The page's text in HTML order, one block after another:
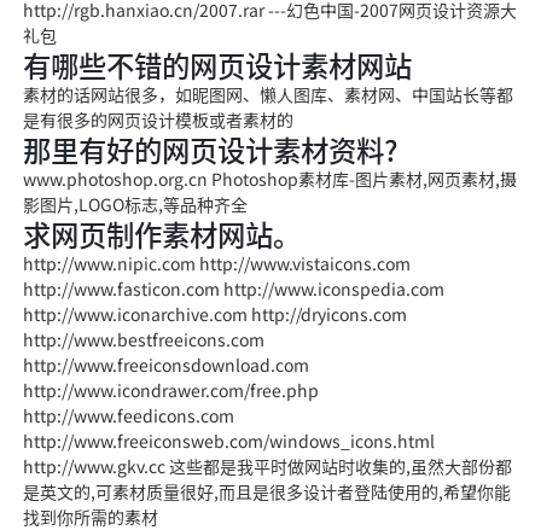
http://rgb.hanxiao.cn/2007.rar ---幻色中国-2007网页设计资源大
礼包
有哪些不错的网页设计素材网站
素材的话网站很多，如昵图网、懒人图库、素材网、中国站长等都
是有很多的网页设计模板或者素材的
那里有好的网页设计素材资料?
www.photoshop.org.cn Photoshop素材库-图片素材,网页素材,摄
影图片,LOGO标志,等品种齐全
求网页制作素材网站。
http://www.nipic.com http://www.vistaicons.com
http://www.fasticon.com http://www.iconspedia.com
http://www.iconarchive.com http://dryicons.com
http://www.bestfreeicons.com
http://www.freeiconsdownload.com
http://www.icondrawer.com/free.php
http://www.feedicons.com
http://www.freeiconsweb.com/windows_icons.html
http://www.gkv.cc 这些都是我平时做网站时收集的,虽然大部份都
是英文的,可素材质量很好,而且是很多设计者登陆使用的,希望你能
找到你所需的素材